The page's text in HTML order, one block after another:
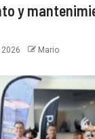
y
Mario